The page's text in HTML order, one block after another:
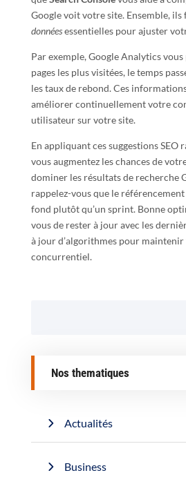
Google voit votre site. Ensemble, ils
donnéesessentielles pour ajuster
Par exemple, Google Analytics
pages les plus visitées, le temps
les taux de rebond. Ces
améliorer continuellement votre
utilisateur sur votre site.
En appliquant ces suggestions SEO
vous augmentez les chances de
dominer les résultats de recherche
rappelez-vous que le
fond plutôt qu’un sprint. Bonne
vous de rester à jour avec les
à jour d’algorithmes pour maintenir
concurrentiel.
Nos thematiques
Actualités
Business